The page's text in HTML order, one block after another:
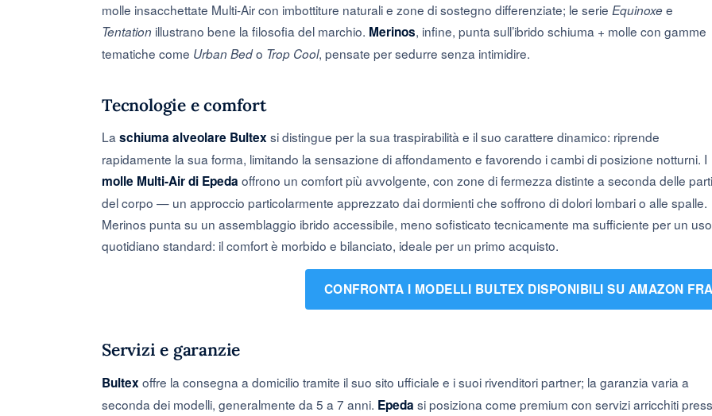
molle insacchettate Multi-Air con imbottiture naturali e zone di sostegno differenziate; le serie Equinoxee
Tentation illustrano bene la filosofia del marchio. Merinos, infine, punta sull’ibrido schiuma + molle con gamme
tematiche come Urban Bedo Trop Cool, pensate per sedurre senza intimidire.
Tecnologie e comfort
La schiuma alveolare Bultex si distingue per la sua traspirabilità e il suo carattere dinamico: riprende
rapidamente la sua forma, limitando la sensazione di affondamento e favorendo i cambi di posizione notturni. I
molle Multi-Air di Epeda offrono un comfort più avvolgente, con zone di fermezza distinte a seconda delle parti
del corpo — un approccio particolarmente apprezzato dai dormienti che soffrono di dolori lombari o alle spalle.
Merinos punta su un assemblaggio ibrido accessibile, meno sofisticato tecnicamente ma sufficiente per un uso
quotidiano standard: il comfort è morbido e bilanciato, ideale per un primo acquisto.
CONFRONTA I MODELLI BULTEX DISPONIBILI SU AMAZON
Servizi e garanzie
Bultex offre la consegna a domicilio tramite il suo sito ufficiale e i suoi rivenditori partner; la garanzia varia a
seconda dei modelli, generalmente da 5 a 7 anni. Epeda si posiziona come premium con servizi arricchiti